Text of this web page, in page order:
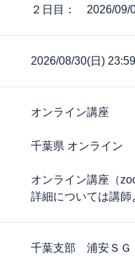
２日目： 2026/09/
2026/08/30(日)
オンライン講座
千葉県 オンライン
オンライン講座（
詳細については講師
千葉支部 浦安ＳＧ